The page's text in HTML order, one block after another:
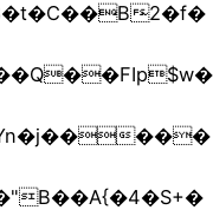
̴2�f�
���